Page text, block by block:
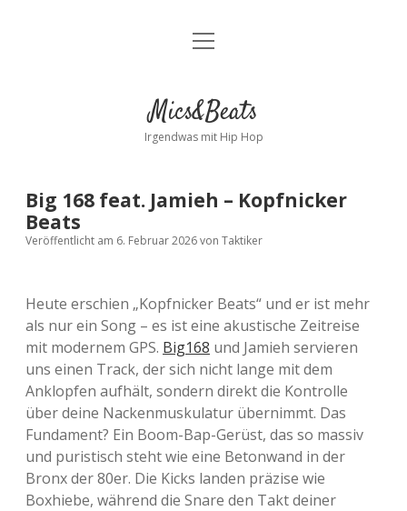
Kontakt
facebookinstagram
bandcamp
spotify
Menü
Mics&Beats
Irgendwas mit Hip Hop
Big 168 feat. Jamieh – Kopfnicker
Beats
Veröffentlicht am 6. Februar 2026von Taktiker
Heute erschien „Kopfnicker Beats“ und er ist mehr
als nur ein Song – es ist eine akustische Zeitreise
mit modernem GPS. Big168 und Jamieh servieren
uns einen Track, der sich nicht lange mit dem
Anklopfen aufhält, sondern direkt die Kontrolle
über deine Nackenmuskulatur übernimmt. Das
Fundament? Ein Boom-Bap-Gerüst, das so massiv
und puristisch steht wie eine Betonwand in der
Bronx der 80er. Die Kicks landen präzise wie
Boxhiebe, während die Snare den Takt deiner